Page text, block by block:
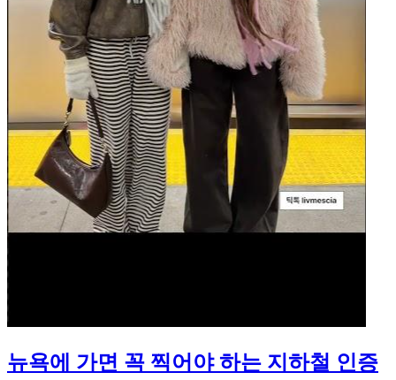
뉴욕에 가면 꼭 찍어야 하는 지하철 인증